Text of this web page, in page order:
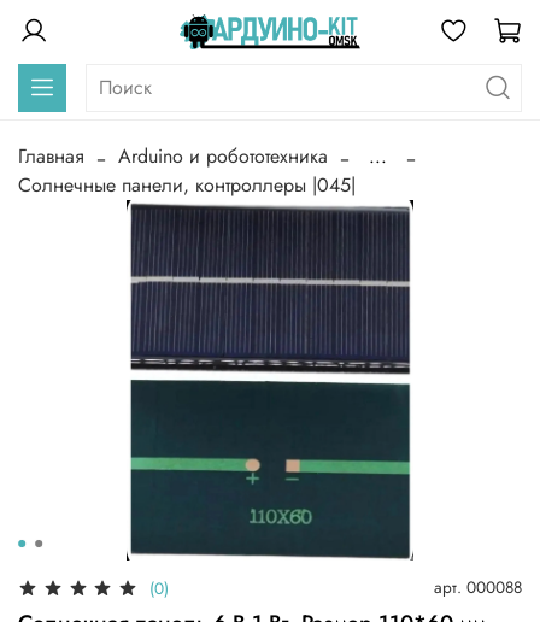
Главная Arduino и робототехника
...
Солнечные панели, контроллеры |045|
(0) арт. 000088